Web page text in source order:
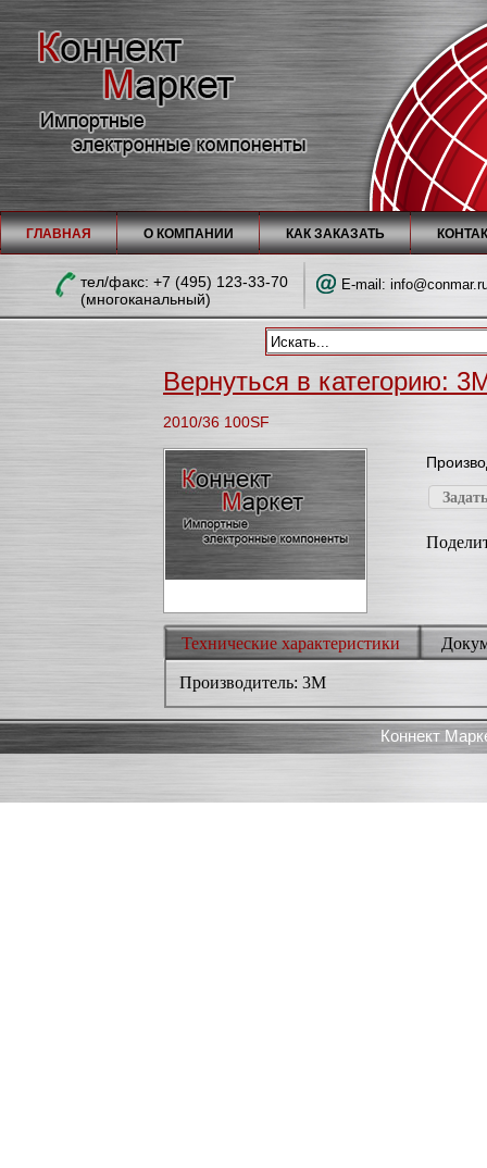
ГЛАВНАЯ О КОМПАНИИ КАК ЗАКАЗАТЬ
тел/факc: +7 (495) 123-33-70
(многоканальный)
E-mail:
Вернуться в категорию:
2010/36 100SF
Технические характеристики
Производитель: 3M
Коннект